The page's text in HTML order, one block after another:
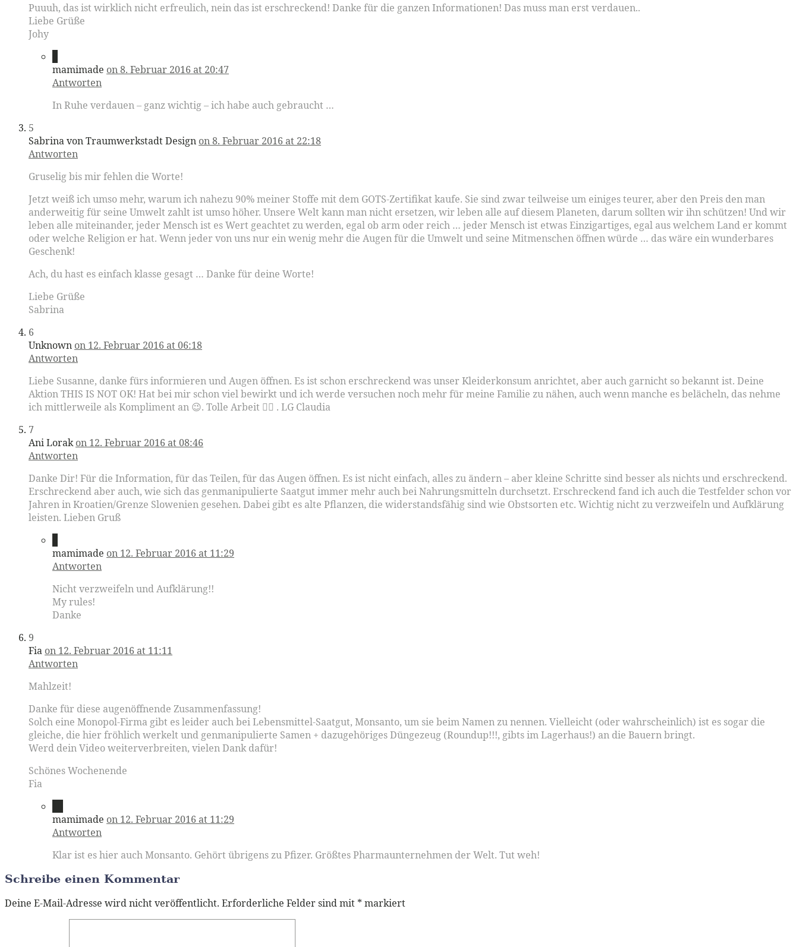
Puuuh, das ist wirklich nicht erfreulich, nein das ist erschreckend! Danke für die ganzen Informationen! Das muss man erst verdauen..
Liebe Grüße
Johy
mamimade on 8. Februar 2016 at 20:47
Antworten
In Ruhe verdauen – ganz wichtig – ich habe auch gebraucht …
5
Sabrina von Traumwerkstadt Design on 8. Februar 2016 at 22:18
Antworten
Gruselig bis mir fehlen die Worte!
Jetzt weiß ich umso mehr, warum ich nahezu 90% meiner Stoffe mit dem GOTS-Zertifikat kaufe. Sie sind zwar teilweise um einiges teurer, aber den Preis den man
anderweitig für seine Umwelt zahlt ist umso höher. Unsere Welt kann man nicht ersetzen, wir leben alle auf diesem Planeten, darum sollten wir ihn schützen! Und wir
leben alle miteinander, jeder Mensch ist es Wert geachtet zu werden, egal ob arm oder reich … jeder Mensch ist etwas Einzigartiges, egal aus welchem Land er kommt
oder welche Religion er hat. Wenn jeder von uns nur ein wenig mehr die Augen für die Umwelt und seine Mitmenschen öffnen würde … das wäre ein wunderbares
Geschenk!
Ach, du hast es einfach klasse gesagt … Danke für deine Worte!
Liebe Grüße
Sabrina
6
Unknown on 12. Februar 2016 at 06:18
Antworten
Liebe Susanne, danke fürs informieren und Augen öffnen. Es ist schon erschreckend was unser Kleiderkonsum anrichtet, aber auch garnicht so bekannt ist. Deine
Aktion THIS IS NOT OK! Hat bei mir schon viel bewirkt und ich werde versuchen noch mehr für meine Familie zu nähen, auch wenn manche es belächeln, das nehme
ich mittlerweile als Kompliment an 😉. Tolle Arbeit 👍🏼 . LG Claudia
7
Ani Lorak on 12. Februar 2016 at 08:46
Antworten
Danke Dir! Für die Information, für das Teilen, für das Augen öffnen. Es ist nicht einfach, alles zu ändern – aber kleine Schritte sind besser als nichts und erschreckend.
Erschreckend aber auch, wie sich das genmanipulierte Saatgut immer mehr auch bei Nahrungsmitteln durchsetzt. Erschreckend fand ich auch die Testfelder schon vor
Jahren in Kroatien/Grenze Slowenien gesehen. Dabei gibt es alte Pflanzen, die widerstandsfähig sind wie Obstsorten etc. Wichtig nicht zu verzweifeln und Aufklärung
leisten. Lieben Gruß
mamimade on 12. Februar 2016 at 11:29
Antworten
Nicht verzweifeln und Aufklärung!!
My rules!
Danke
9
Fia on 12. Februar 2016 at 11:11
Antworten
Mahlzeit!
Danke für diese augenöffnende Zusammenfassung!
Solch eine Monopol-Firma gibt es leider auch bei Lebensmittel-Saatgut, Monsanto, um sie beim Namen zu nennen. Vielleicht (oder wahrscheinlich) ist es sogar die
gleiche, die hier fröhlich werkelt und genmanipulierte Samen + dazugehöriges Düngezeug (Roundup!!!, gibts im Lagerhaus!) an die Bauern bringt.
Werd dein Video weiterverbreiten, vielen Dank dafür!
Schönes Wochenende
Fia
mamimade on 12. Februar 2016 at 11:29
Antworten
Klar ist es hier auch Monsanto. Gehört übrigens zu Pfizer. Größtes Pharmaunternehmen der Welt. Tut weh!
Schreibe einen Kommentar
Deine E-Mail-Adresse wird nicht veröffentlicht. Erforderliche Felder sind mit * markiert